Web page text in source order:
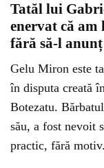
Tatăl lui
enervat că am
fără să-l anunț
Gelu Miron este
în disputa creată
Botezatu.
său, a fost nevoit
practic, fără motiv.